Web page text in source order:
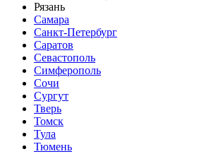
Рязань
Самара
Санкт-Петербург
Саратов
Севастополь
Симферополь
Сочи
Сургут
Тверь
Томск
Тула
Тюмень